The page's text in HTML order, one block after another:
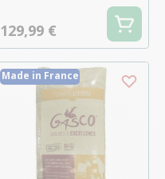
129,99 €
Made in France